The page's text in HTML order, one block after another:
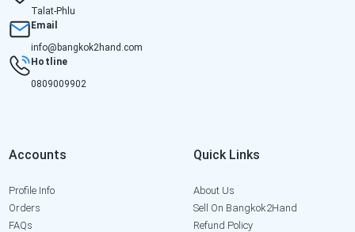
Talat-Phlu
Email
info@bangkok2hand.com
Hotline
0809009902
Accounts
Profile Info
Orders
FAQs
Quick Links
About Us
Sell On Bangkok2Hand
Refund Policy